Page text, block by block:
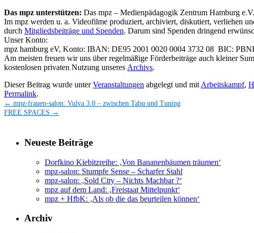
Das mpz unterstützen: Das mpz – Medienpädagogik Zentrum Hamburg
Im mpz werden u. a. Videofilme produziert, archiviert, diskutiert, verliehen
durch Mitgliedsbeiträge und Spenden. Darum sind Spenden dringend
Unser Konto:
mpz hamburg eV, Konto: IBAN: DE95 2001 0020 0004 3732 08 BIC:
Am meisten freuen wir uns über regelmäßige Förderbeiträge auch kleiner
kostenlosen privaten Nutzung unseres Archivs.
Dieser Beitrag wurde unterVeranstaltungen abgelegt und mit Arbeitskampf,
Permalink.
← mpz-frauen-salon: Vulva 3.0 – zwischen Tabu und Tuning
FREE SPACES →
Neueste Beiträge
Dorfkino Kiebitzreihe: ‚Von Bananenbäumen träumen‘
mpz-salon: Stumpfe Sense – Scharfer Stahl
mpz-salon: ‚Sold City – Nichts Machbar ?‘
mpz auf dem Land: ‚Freistaat Mittelpunkt‘
mpz + HfbK: ‚Als ob die das beurteilen können‘
Archiv